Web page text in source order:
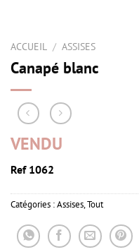
ACCUEIL / ASSISES
Canapé blanc
VENDU
Ref 1062
Catégories :Assises,Tout